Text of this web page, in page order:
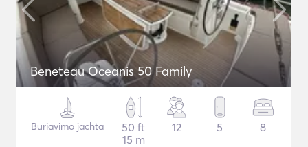
Beneteau Oceanis 50 Family
Buriavimo jachta
50 ft
15 m
12 5 8